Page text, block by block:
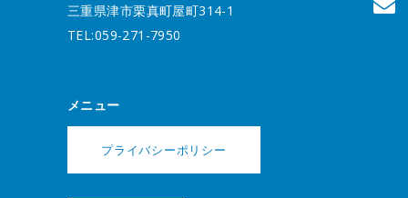
三重県津市栗真町屋町314-1
TEL:059-271-7950
メニュー
プライバシーポリシー